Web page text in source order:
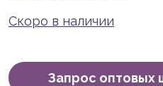
Скоро в наличии
Запрос оптовых